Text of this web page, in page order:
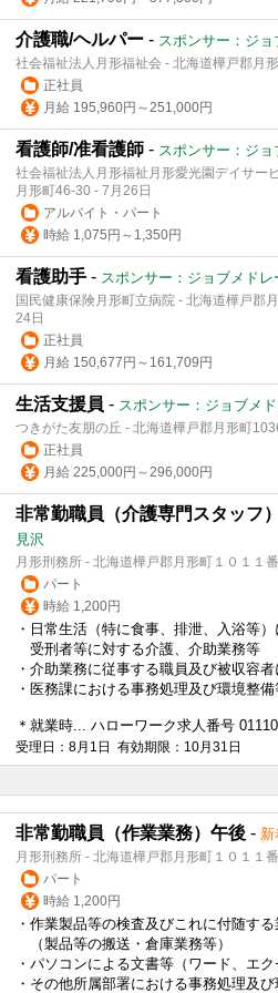
介護職/ヘルパー - スポンサー：ジョ
社会福祉法人月形福祉会 - 北海道樺戸郡月
正社員
月給 195,960円～251,000円
看護師/准看護師 - スポンサー：ジョ
社会福祉法人月形福祉月形愛光園デイサー
月形町46-30 - 7月26日
アルバイト・パート
時給 1,075円～1,350円
看護助手 - スポンサー：ジョブメドレ
国民健康保険月形町立病院 - 北海道樺戸郡
24日
正社員
月給 150,677円～161,709円
生活支援員 - スポンサー：ジョブメ
つきがた友朋の丘 - 北海道樺戸郡月形町
正社員
月給 225,000円～296,000円
非常勤職員（介護専門スタッフ）
見沢
月形刑務所 - 北海道樺戸郡月形町１０１１
パート
時給 1,200円
・日常生活（特に食事、排泄、入浴等
受刑者等に対する介護、介助業務等
・介助業務に従事する職員及び被収容
・医務課における事務処理及び環境整備
＊就業時... ハローワーク求人番号
受理日：8月1日 有効期限：10月31日
非常勤職員（作業業務）午後 - 新
月形刑務所 - 北海道樺戸郡月形町１０１１
パート
時給 1,200円
・作業製品等の検査及びこれに付随す
（製品等の搬送・倉庫業務等）
・パソコンによる文書等（ワード、エ
・その他所属部署における事務処理及